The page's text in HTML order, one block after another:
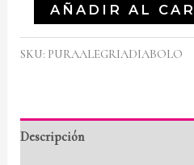
AÑADIR AL
SKU: PURAALEGRIADIABOLO
Descripción